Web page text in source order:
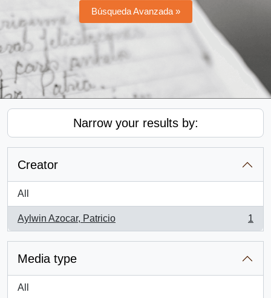
Búsqueda Avanzada »
Narrow your results by:
Creator
All
Aylwin Azocar, Patricio
, 1 results
1
Media type
All